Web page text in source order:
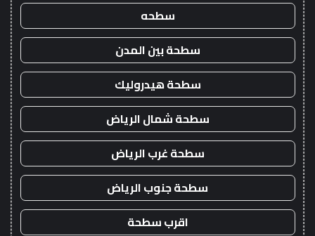
سطحه
سطحة بين المدن
سطحة هيدروليك
سطحة شمال الرياض
سطحة غرب الرياض
سطحة جنوب الرياض
اقرب سطحة